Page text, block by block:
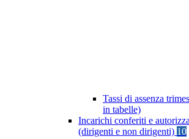
Tassi di assenza
in tabelle)
Incarichi conferiti e
(dirigenti e non dirigenti) 10